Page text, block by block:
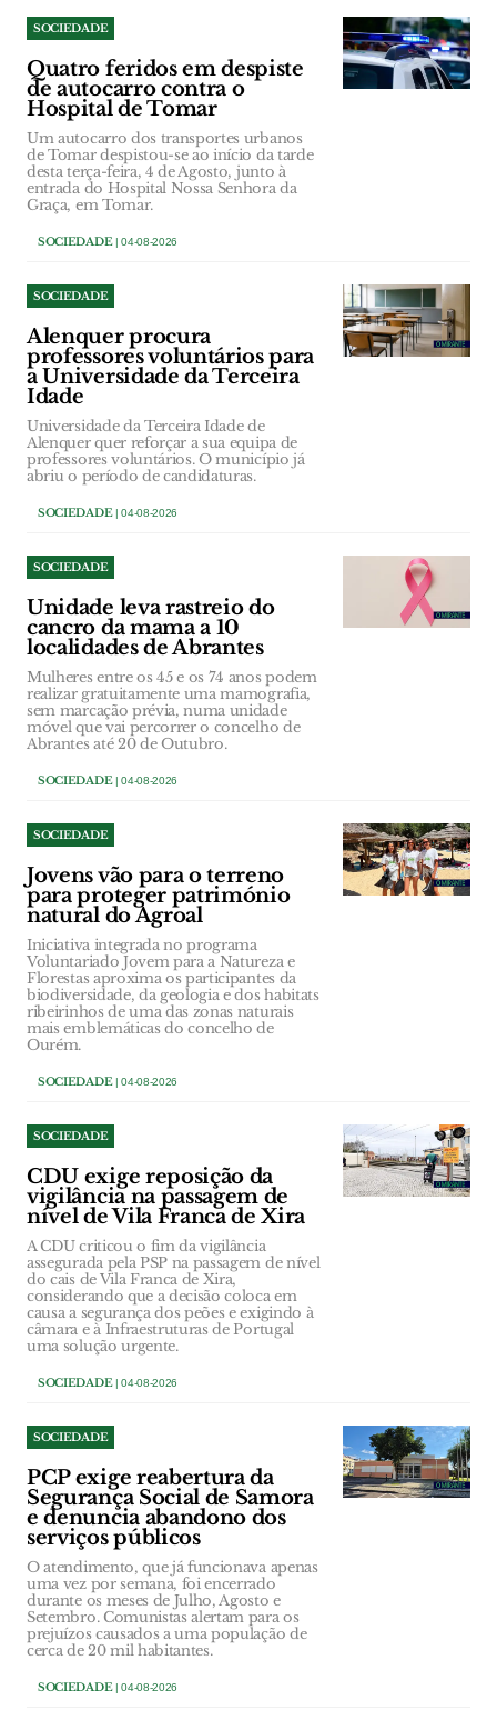
SOCIEDADE
Quatro feridos em despiste
de autocarro contra o
Hospital de Tomar
Um autocarro dos transportes urbanos
de Tomar despistou-se ao início da tarde
desta terça-feira, 4 de Agosto, junto à
entrada do Hospital Nossa Senhora da
Graça, em Tomar.
SOCIEDADE| 04-08-2026
SOCIEDADE
Alenquer procura
professores voluntários para
a Universidade da Terceira
Idade
Universidade da Terceira Idade de
Alenquer quer reforçar a sua equipa de
professores voluntários. O município já
abriu o período de candidaturas.
SOCIEDADE| 04-08-2026
SOCIEDADE
Unidade leva rastreio do
cancro da mama a 10
localidades de Abrantes
Mulheres entre os 45 e os 74 anos podem
realizar gratuitamente uma mamografia,
sem marcação prévia, numa unidade
móvel que vai percorrer o concelho de
Abrantes até 20 de Outubro.
SOCIEDADE| 04-08-2026
SOCIEDADE
Jovens vão para o terreno
para proteger património
natural do Agroal
Iniciativa integrada no programa
Voluntariado Jovem para a Natureza e
Florestas aproxima os participantes da
biodiversidade, da geologia e dos habitats
ribeirinhos de uma das zonas naturais
mais emblemáticas do concelho de
Ourém.
SOCIEDADE| 04-08-2026
SOCIEDADE
CDU exige reposição da
vigilância na passagem de
nível de Vila Franca de Xira
A CDU criticou o fim da vigilância
assegurada pela PSP na passagem de nível
do cais de Vila Franca de Xira,
considerando que a decisão coloca em
causa a segurança dos peões e exigindo à
câmara e à Infraestruturas de Portugal
uma solução urgente.
SOCIEDADE| 04-08-2026
SOCIEDADE
PCP exige reabertura da
Segurança Social de Samora
e denuncia abandono dos
serviços públicos
O atendimento, que já funcionava apenas
uma vez por semana, foi encerrado
durante os meses de Julho, Agosto e
Setembro. Comunistas alertam para os
prejuízos causados a uma população de
cerca de 20 mil habitantes.
SOCIEDADE| 04-08-2026